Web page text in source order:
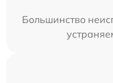
Большинство